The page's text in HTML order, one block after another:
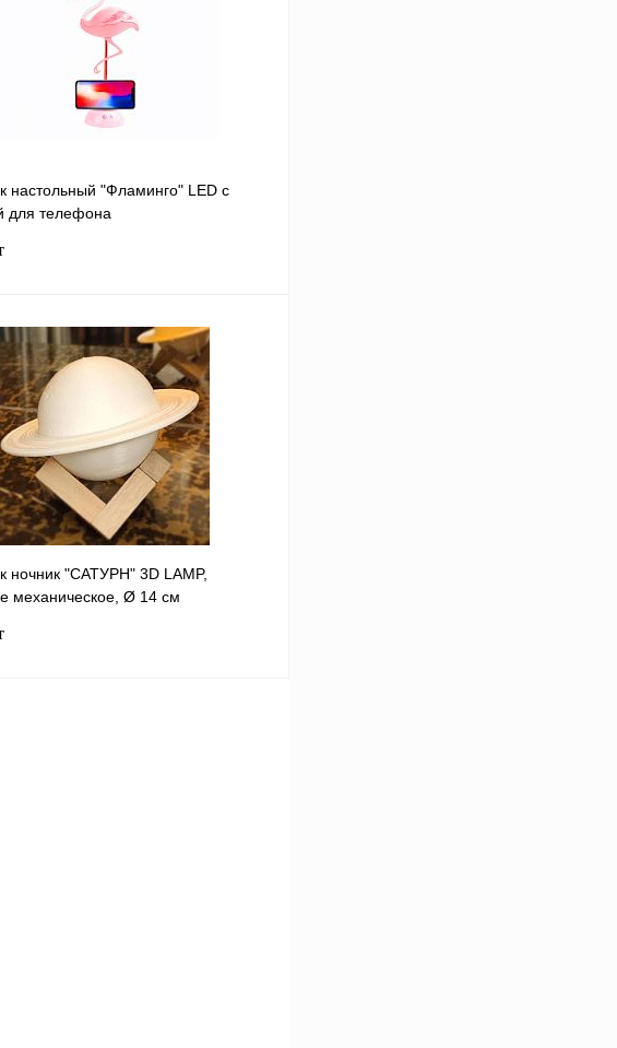
настольный "Фламинго" LED с
для телефона
В корзину
наличии
ночник "САТУРН" 3D LAMP,
механическое, Ø 14 см